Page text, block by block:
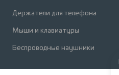
Держатели для телефона
Мыши и клавиатуры
Беcпроводные наушники